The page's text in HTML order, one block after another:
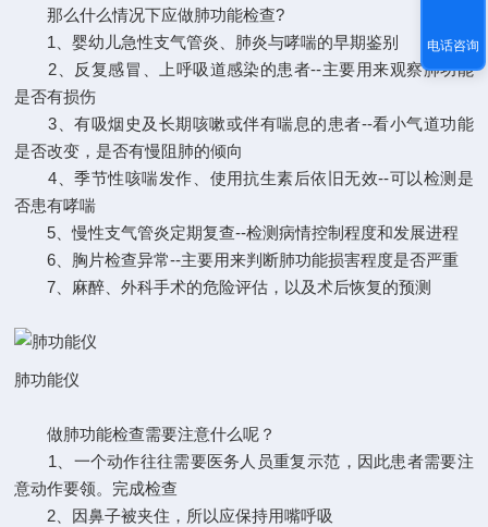
那么什么情况下应做肺功能检查?
1、婴幼儿急性支气管炎、肺炎与哮喘的早期鉴别
2、反复感冒、上呼吸道感染的患者--主要用来观察肺功能
是否有损伤
3、有吸烟史及长期咳嗽或伴有喘息的患者--看小气道功能
是否改变，是否有慢阻肺的倾向
4、季节性咳喘发作、使用抗生素后依旧无效--可以检测是
否患有哮喘
5、慢性支气管炎定期复查--检测病情控制程度和发展进程
6、胸片检查异常--主要用来判断肺功能损害程度是否严重
7、麻醉、外科手术的危险评估，以及术后恢复的预测
肺功能仪
做肺功能检查需要注意什么呢？
1、一个动作往往需要医务人员重复示范，因此患者需要注
意动作要领。完成检查
2、因鼻子被夹住，所以应保持用嘴呼吸
电话咨询